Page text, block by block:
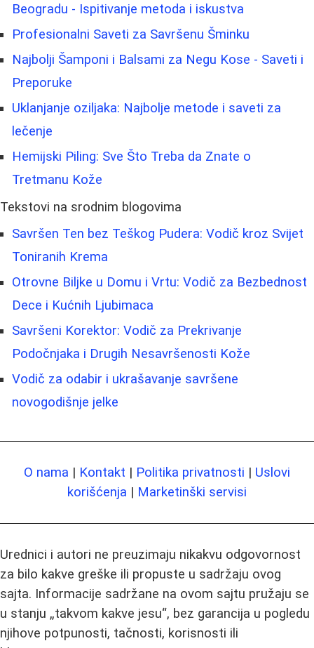
Beogradu - Ispitivanje metoda i iskustva
Profesionalni Saveti za Savršenu Šminku
Najbolji Šamponi i Balsami za Negu Kose - Saveti i
Preporuke
Uklanjanje oziljaka: Najbolje metode i saveti za
lečenje
Hemijski Piling: Sve Što Treba da Znate o
Tretmanu Kože
Tekstovi na srodnim blogovima
Savršen Ten bez Teškog Pudera: Vodič kroz Svijet
Toniranih Krema
Otrovne Biljke u Domu i Vrtu: Vodič za Bezbednost
Dece i Kućnih Ljubimaca
Savršeni Korektor: Vodič za Prekrivanje
Podočnjaka i Drugih Nesavršenosti Kože
Vodič za odabir i ukrašavanje savršene
novogodišnje jelke
O nama | Kontakt | Politika privatnosti | Uslovi
korišćenja | Marketinški servisi
Urednici i autori ne preuzimaju nikakvu odgovornost
za bilo kakve greške ili propuste u sadržaju ovog
sajta. Informacije sadržane na ovom sajtu pružaju se
u stanju „takvom kakve jesu“, bez garancija u pogledu
njihove potpunosti, tačnosti, korisnosti ili